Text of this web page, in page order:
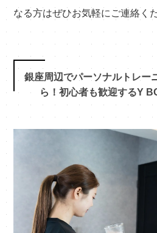
なる方はぜひお気軽にご連絡く
銀座周辺でパーソナルトレー
ら！初心者も歓迎するY